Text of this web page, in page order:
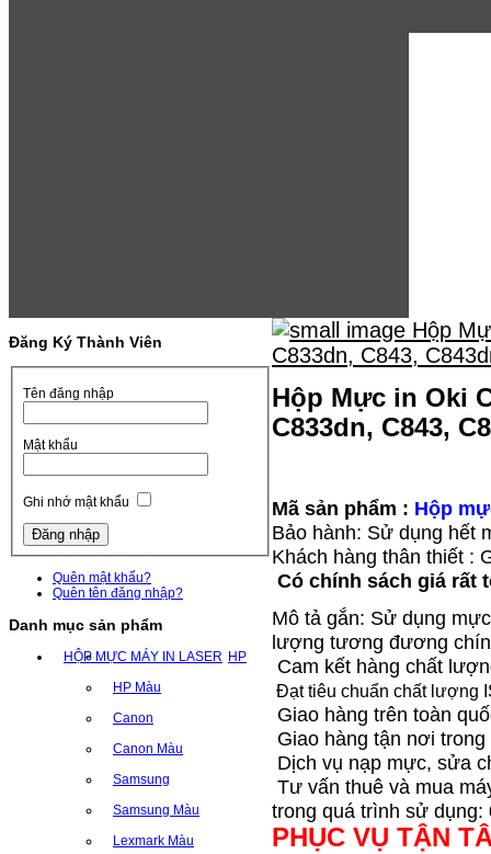
Đăng Ký Thành Viên
Tên đăng nhập
Mật khẩu
Ghi nhớ mật khẩu
Quên mật khẩu?
Quên tên đăng nhập?
Danh mục sản phẩm
HỘP MỰC MÁY IN LASER HP
HP Màu
Canon
Canon Màu
Samsung
Samsung Màu
Lexmark Màu
Hộp Mực in Oki
C833dn, C843,
Mã sản phẩm : Hộp
Bảo hành: Sử dụng hết
Khách hàng thân thiết :
Có chính sách giá rất
Mô tả gắn: Sử dụng
lượng tương đương
Cam kết hàng chất
Đạt tiêu chuẩn chất lượng
Giao hàng trên toàn
Giao hàng tận nơi
Dịch vụ nạp mực, sửa
Tư vấn thuê và mua
trong quá trình sử dụng:
PHỤC VỤ TẬN